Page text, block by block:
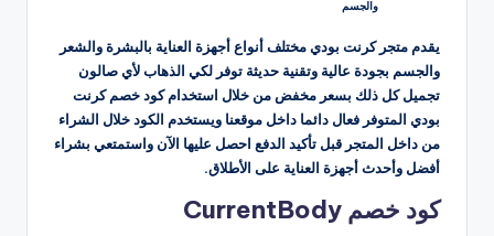
والجسم
يقدم متجر كرنت بودي مختلف أنواع أجهزة العناية بالبشرة والشعر
والجسم بجودة عالية وتقنية حديثة توفر لكي الذهاب لأي صالون
تجميل كل ذلك بسعر مخفض من خلال استخدام كود خصم كرنت
بودي المتوفر فعال دائما داخل موقعنا ويستخدم الكود خلال الشراء
من داخل المتجر قبل تأكيد الدفع احصل عليها الآن واستمتعي بشراء
أفضل وأحدث أجهزة العناية على الأطلاق.
كود خصم CurrentBody